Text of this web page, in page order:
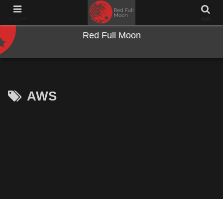
NWとキーボードのジャンク沼に沈む夜
Red Full Moon
AWS